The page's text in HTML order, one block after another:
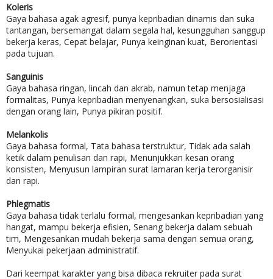
Koleris
Gaya bahasa agak agresif, punya kepribadian dinamis dan suka
tantangan, bersemangat dalam segala hal, kesungguhan sanggup
bekerja keras, Cepat belajar, Punya keinginan kuat, Berorientasi
pada tujuan.
Sanguinis
Gaya bahasa ringan, lincah dan akrab, namun tetap menjaga
formalitas, Punya kepribadian menyenangkan, suka bersosialisasi
dengan orang lain, Punya pikiran positif.
Melankolis
Gaya bahasa formal, Tata bahasa terstruktur, Tidak ada salah
ketik dalam penulisan dan rapi, Menunjukkan kesan orang
konsisten, Menyusun lampiran surat lamaran kerja terorganisir
dan rapi.
Phlegmatis
Gaya bahasa tidak terlalu formal, mengesankan kepribadian yang
hangat, mampu bekerja efisien, Senang bekerja dalam sebuah
tim, Mengesankan mudah bekerja sama dengan semua orang,
Menyukai pekerjaan administratif.
Dari keempat karakter yang bisa dibaca rekruiter pada surat